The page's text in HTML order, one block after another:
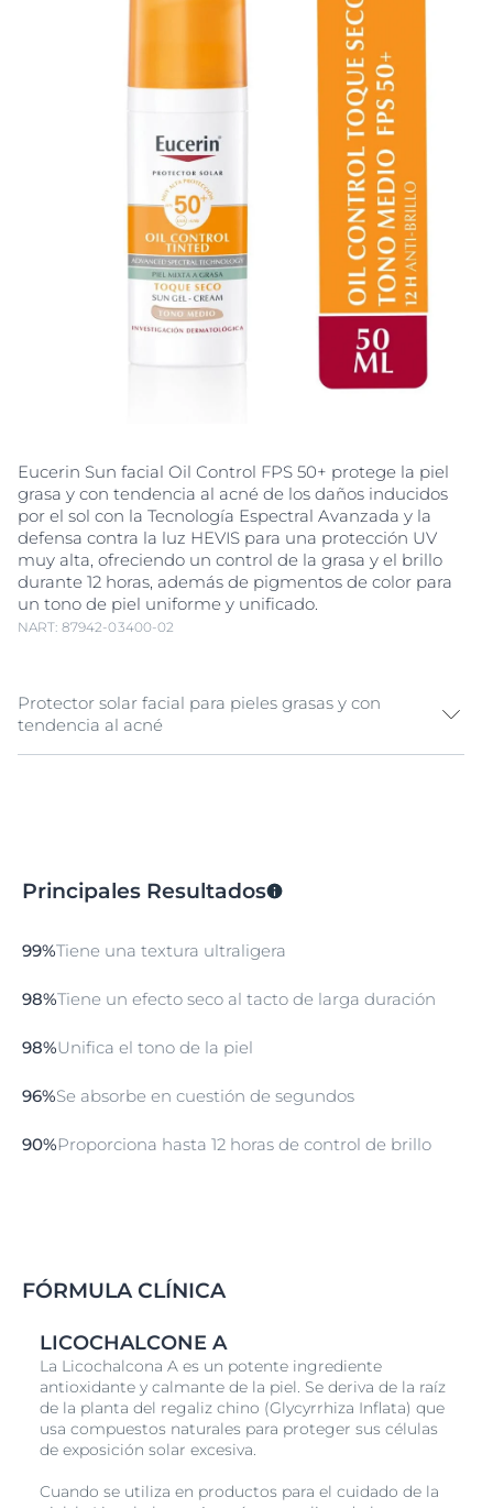
Eucerin Sun facial Oil Control FPS 50+ protege la piel
grasa y con tendencia al acné de los daños inducidos
por el sol con la Tecnología Espectral Avanzada y la
defensa contra la luz HEVIS para una protección UV
muy alta, ofreciendo un control de la grasa y el brillo
durante 12 horas, además de pigmentos de color para
un tono de piel uniforme y unificado.
NART: 87942-03400-02
Protector solar facial para pieles grasas y con
tendencia al acné
Sun Face Oil Control FPS50+ Tono Medio es un
protector solar facial con color para pieles grasas y con
combina filtros UVA y UVB de banda ancha y
Licochalcona A para neutralizar los radicales libres
causados por los rayos UV y la luz HEVIS, y el Ácido
Glicirretínico que favorece el mecanismo de
reparación del ADN propio de la piel.
Los pigmentos de color favorecen un tono de piel más
uniforme y homogéneo. La tecnología Oil Control, con
L-Carnitina
y pigmentos que absorben los lípidos, da a
la piel una apariencia seca al tacto de inmediato y un
demuestran la buena tolerabilidad de la piel en las
pieles sensibles y propensas al acné.
Principales Resultados
99%Tiene una textura ultraligera
98%Tiene un efecto seco al tacto de larga duración
98%Unifica el tono de la piel
96%Se absorbe en cuestión de segundos
90%Proporciona hasta 12 horas de control de brillo
FÓRMULA CLÍNICA
LICOCHALCONE A
La Licochalcona A es un potente ingrediente
antioxidante y calmante de la piel. Se deriva de la raíz
de la planta del regaliz chino (Glycyrrhiza Inflata) que
usa compuestos naturales para proteger sus células
de exposición solar excesiva.
Cuando se utiliza en productos para el cuidado de la